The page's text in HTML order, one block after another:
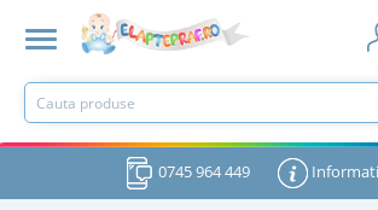
0745 964 449